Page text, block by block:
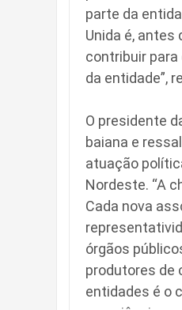
parte da
Unida é, antes
contribuir
da entidade”,
O presidente
baiana e
atuação
Nordeste. “A
Cada nova
órgãos
produtores de
entidades é o